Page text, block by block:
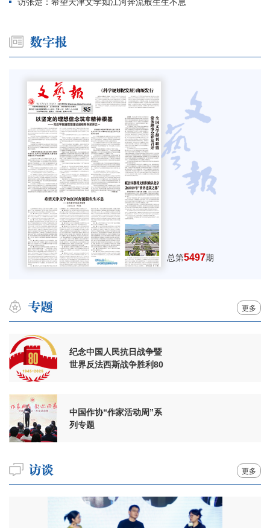
总第5497期
更多
纪念中国人民抗日战争暨
世界反法西斯战争胜利80
中国作协“作家活动周”系
列专题
更多